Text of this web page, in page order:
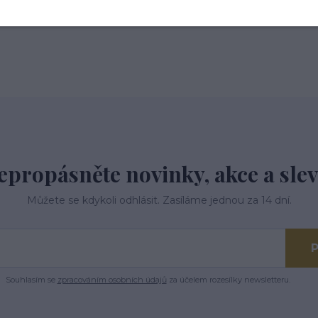
novinky, akce a
Můžete se kdykoli odhlásit. Zasíláme jednou za 14 dní.
Souhlasím se zpracováním osobních údajů za účelem rozesílky newsletteru.